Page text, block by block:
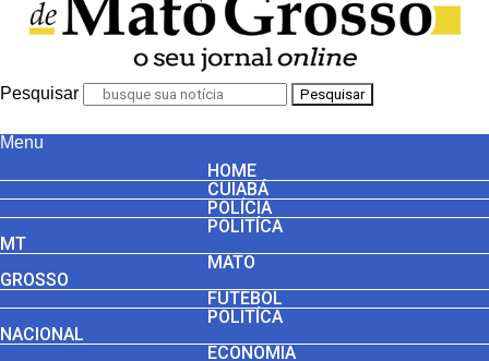
Pesquisar Pesquisar
Menu
HOME
CUIABÁ
POLÍCIA
POLITÍCA
MT
MATO
GROSSO
FUTEBOL
POLITÍCA
NACIONAL
ECONOMIA